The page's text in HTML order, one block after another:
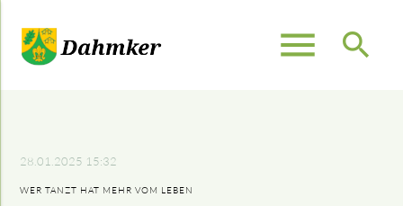
menu search
28.01.2025 15:32
WER TANZT HAT MEHR VOM LEBEN